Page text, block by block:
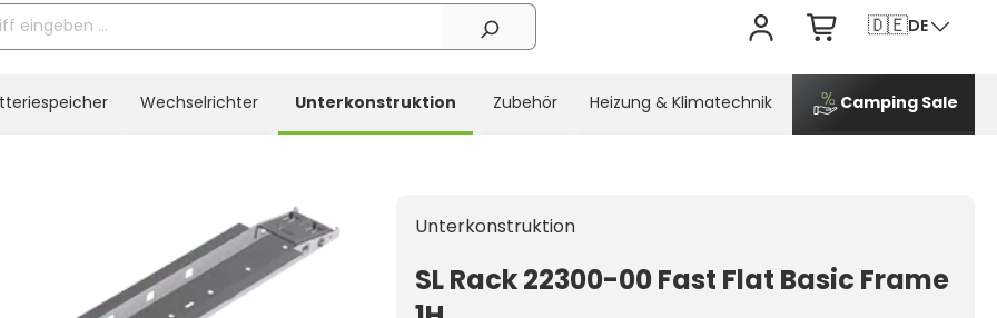
🇩🇪DE
Wechselrichter Unterkonstruktion Zubehör Heizung & Klimatechnik Camping Sale
Unterkonstruktion
SL Rack 22300-00 Fast Flat Basic Frame